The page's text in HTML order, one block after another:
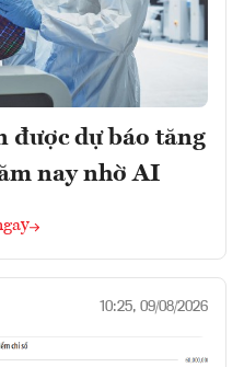
được dự báo tăng
nay nhờ AI
10:25, 09/08/2026